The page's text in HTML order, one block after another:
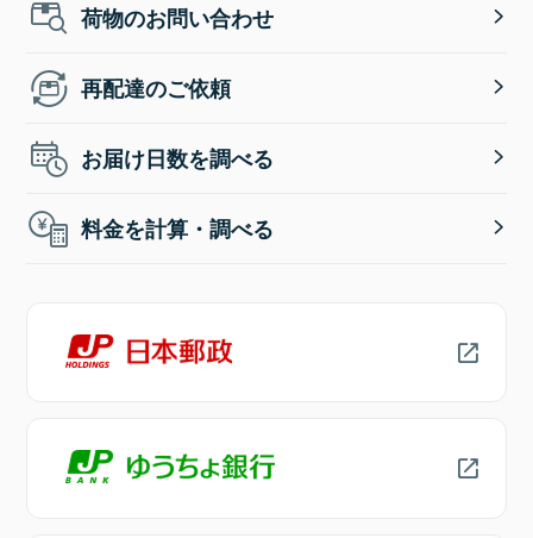
荷物のお問い合わせ
再配達のご依頼
お届け日数を調べる
料金を計算・調べる